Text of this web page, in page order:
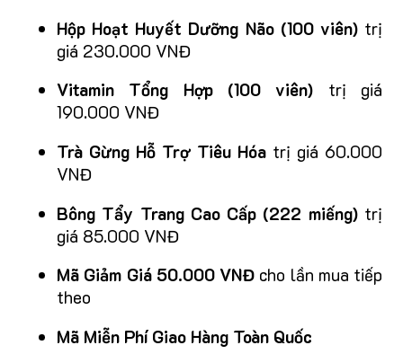
Hộp Hoạt Huyết Dưỡng Não (100 viên) trị
giá 230.000 VNĐ
Vitamin Tổng Hợp (100 viên) trị giá
190.000 VNĐ
Trà Gừng Hỗ Trợ Tiêu Hóa trị giá 60.000
VNĐ
Bông Tẩy Trang Cao Cấp (222 miếng) trị
giá 85.000 VNĐ
Mã Giảm Giá 50.000 VNĐ cho lần mua tiếp
theo
Mã Miễn Phí Giao Hàng Toàn Quốc